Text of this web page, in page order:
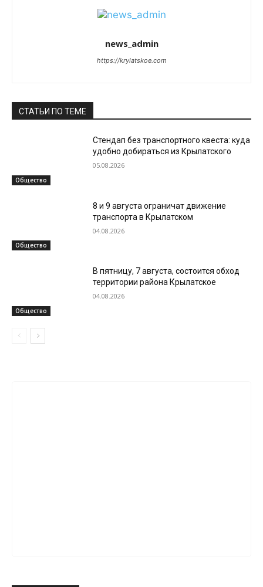
news_admin
https://krylatskoe.com
СТАТЬИ ПО ТЕМЕ
Общество
Стендап без транспортного квеста: куда
удобно добираться из Крылатского
05.08.2026
Общество
8 и 9 августа ограничат движение
транспорта в Крылатском
04.08.2026
Общество
В пятницу, 7 августа, состоится обход
территории района Крылатское
04.08.2026